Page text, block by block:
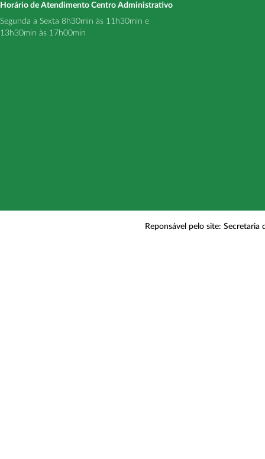
Horário de Atendimento Centro Administrativo
Segunda a Sexta 8h30min às 11h30min e
13h30min às 17h00min
Reponsável pelo site: